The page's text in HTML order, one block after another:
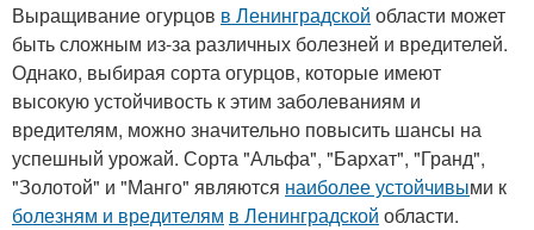
Выращивание огурцов в Ленинградской области может
быть сложным из-за различных болезней и вредителей.
Однако, выбирая сорта огурцов, которые имеют
высокую устойчивость к этим заболеваниям и
вредителям, можно значительно повысить шансы на
успешный урожай. Сорта "Альфа", "Бархат", "Гранд",
"Золотой" и "Манго" являются наиболее устойчивыми к
болезням и вредителям в Ленинградской области.